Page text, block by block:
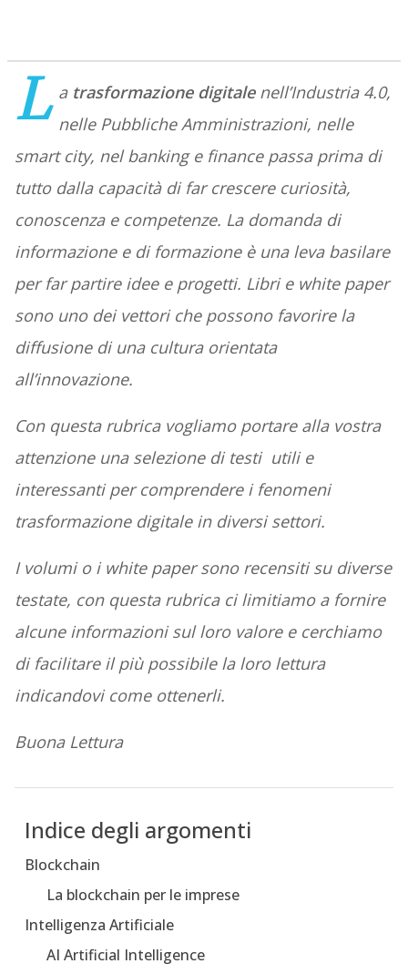
L atrasformazione digitalenell’Industria 4.0,
nelle Pubbliche Amministrazioni, nelle
smart city, nel banking e finance passa prima di
tutto dalla capacità di far crescere curiosità,
conoscenza e competenze. La domanda di
informazione e di formazione è una leva basilare
per far partire idee e progetti. Libri e white paper
sono uno dei vettori che possono favorire la
diffusione di una cultura orientata
all’innovazione.
Con questa rubrica vogliamo portare alla vostra
attenzione una selezione di testi utili e
interessanti per comprendere i fenomeni
trasformazione digitale in diversi settori.
I volumi o i white paper sono recensiti su diverse
testate, con questa rubrica ci limitiamo a fornire
alcune informazioni sul loro valore e cerchiamo
di facilitare il più possibile la loro lettura
indicandovi come ottenerli.
Buona Lettura
Indice degli argomenti
Blockchain
La blockchain per le imprese
Intelligenza Artificiale
AI Artificial Intelligence